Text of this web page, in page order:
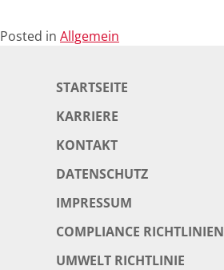
Posted in Allgemein
STARTSEITE
KARRIERE
KONTAKT
DATENSCHUTZ
IMPRESSUM
COMPLIANCE RICHTLINIEN
UMWELT RICHTLINIE